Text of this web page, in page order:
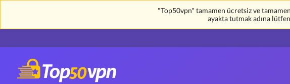
"Top50vpn" tamamen ücretsiz ve
ayakta tutmak adına